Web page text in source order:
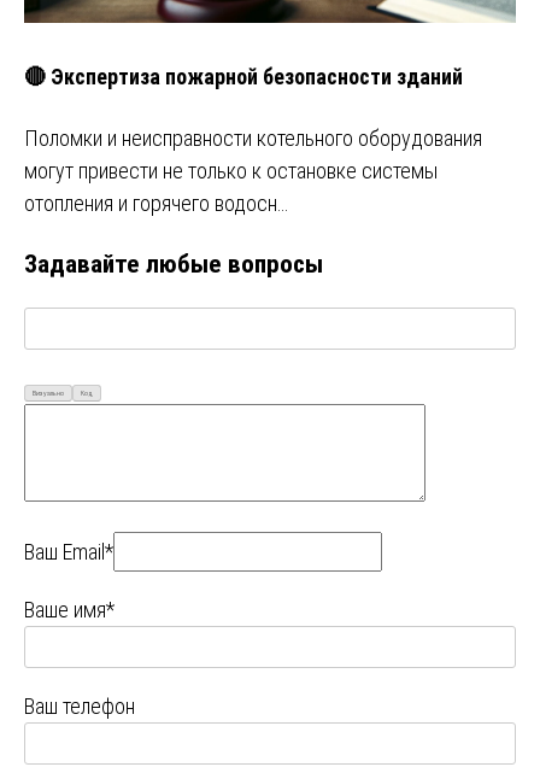
🔴 Экспертиза пожарной безопасности зданий
Поломки и неисправности котельного оборудования
могут привести не только к остановке системы
отопления и горячего водосн…
Задавайте любые вопросы
Визуально Код
Ваш Email*
Ваше имя*
Ваш телефон